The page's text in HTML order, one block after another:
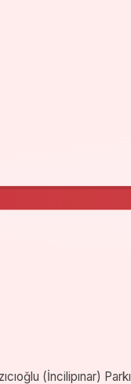
(İncilipınar)